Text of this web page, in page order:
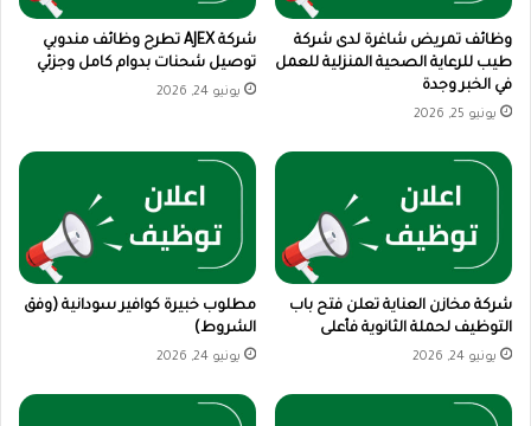
وظائف تمريض شاغرة لدى شركة
طيب للرعاية الصحية المنزلية للعمل
في الخبر وجدة
يونيو 25, 2026
شركة AJEX تطرح وظائف مندوبي
توصيل شحنات بدوام كامل وجزئي
يونيو 24, 2026
شركة مخازن العناية تعلن فتح باب
التوظيف لحملة الثانوية فأعلى
يونيو 24, 2026
مطلوب خبيرة كوافير سودانية (وفق
الشروط)
يونيو 24, 2026